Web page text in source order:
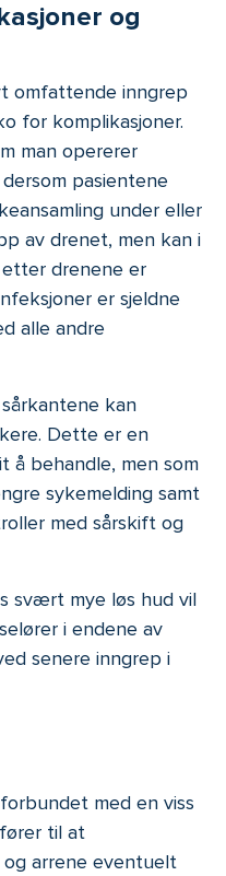
og
omfattende inngrep
for komplikasjoner.
man opererer
pasientene
under eller
av drenet, men kan i
drenene er
er sjeldne
alle andre
kan
Dette er en
å behandle, men som
sykemelding samt
med sårskift og
svært mye løs hud vil
i endene av
senere inngrep i
med en viss
til at
og arrene eventuelt